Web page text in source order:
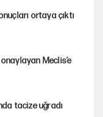
ortaya çıktı
onaylayan Meclis’e
tacize uğradı